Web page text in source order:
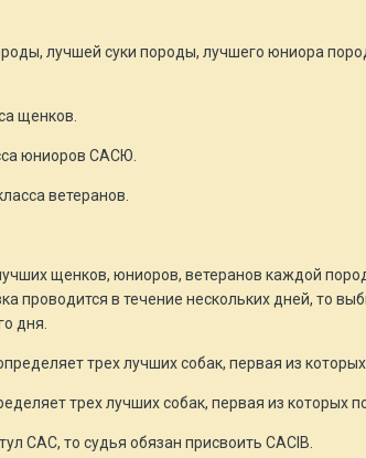
лучшей суки породы, лучшего юниора
щенков.
юниоров САСЮ.
ветеранов.
щенков, юниоров, ветеранов каждой
проводится в течение нескольких дней, то
дня.
трех лучших собак, первая из которых
трех лучших собак, первая из которых
САС, то судья обязан присвоить CACIB.